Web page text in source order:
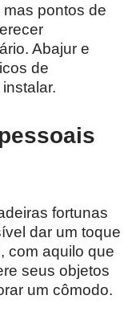
pontos de
Abajur e
de
fortunas
dar um toque
com aquilo que
seus objetos
um cômodo.